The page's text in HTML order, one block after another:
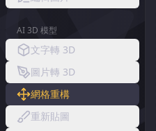
AI 3D 模型
文字轉 3D
圖片轉 3D
網格重構
重新貼圖